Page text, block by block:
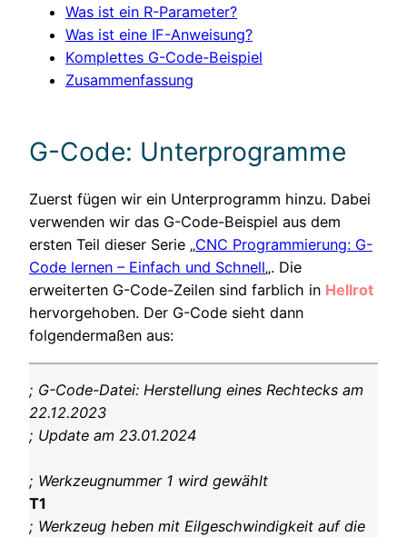
Was ist ein R-Parameter?
Was ist eine IF-Anweisung?
Komplettes G-Code-Beispiel
Zusammenfassung
G-Code: Unterprogramme
Zuerst fügen wir ein Unterprogramm hinzu. Dabei
verwenden wir das G-Code-Beispiel aus dem
ersten Teil dieser Serie „CNC Programmierung: G-
Code lernen – Einfach und Schnell„. Die
erweiterten G-Code-Zeilen sind farblich in Hellrot
hervorgehoben. Der G-Code sieht dann
folgendermaßen aus:
; G-Code-Datei: Herstellung eines Rechtecks am
22.12.2023
; Update am 23.01.2024
; Werkzeugnummer 1 wird gewählt
T1
; Werkzeug heben mit Eilgeschwindigkeit auf die